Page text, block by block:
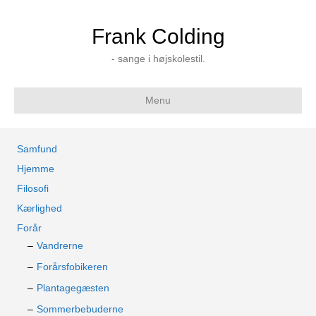
Frank Colding
- sange i højskolestil.
Menu
Samfund
Hjemme
Filosofi
Kærlighed
Forår
Vandrerne
Forårsfobikeren
Plantagegæsten
Sommerbebuderne